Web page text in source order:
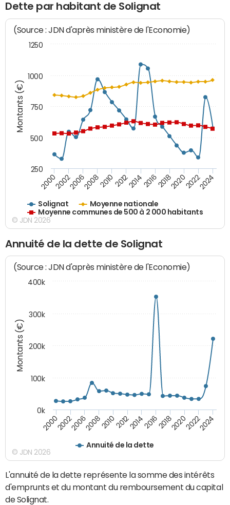
Dette par habitant de Solignat
Montants (€)
(Source : JDN d'après ministère de l'Economie)
Solignat
Moyenne nationale
Moyenne communes de 500 à 2 000 habitants
200020022006200820102012201420162018202020222024
250
500
750
1000
1250
© JDN 2026
Annuité de la dette de Solignat
Montants (€)
(Source : JDN d'après ministère de l'Economie)
Annuité de la dette
200020022006200820102012201420162018202020222024
0k
100k
200k
300k
400k
© JDN 2026
L'annuité de la dette représente la somme des intérêts
d'emprunts et du montant du remboursement du capital
de Solignat.